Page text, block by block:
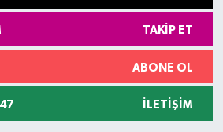
TAKIP ET
ABONE OL
İLETIŞIM